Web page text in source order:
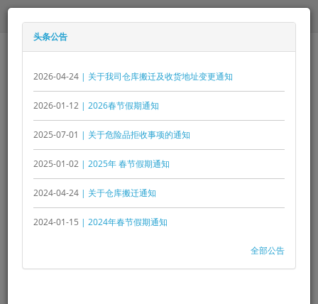
0 个商品 - RM0.00
菜单
公告
2026春节假期通知
头条公告
2026-04-24 | 关于我司仓库搬迁及收货地址变更通知
2026-01-12 | 2026春节假期通知
2025-07-01 | 关于危险品拒收事项的通知
2025-01-02 | 2025年 春节假期通知
2024-04-24 | 关于仓库搬迁通知
2024-01-15 | 2024年春节假期通知
全部公告